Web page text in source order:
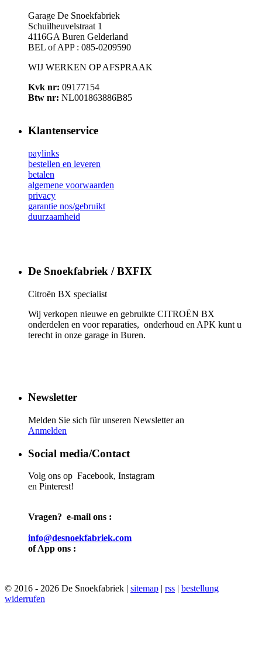
Garage De Snoekfabriek
Schuilheuvelstraat 1
4116GA Buren Gelderland
BEL of APP : 085-0209590
WIJ WERKEN OP AFSPRAAK
Kvk nr: 09177154
Btw nr: NL001863886B85
Klantenservice
paylinks
bestellen en leveren
betalen
algemene voorwaarden
privacy
garantie nos/gebruikt
duurzaamheid
De Snoekfabriek / BXFIX
Citroën BX specialist
Wij verkopen nieuwe en gebruikte CITROËN BX
onderdelen en voor reparaties, onderhoud en APK kunt u
terecht in onze garage in Buren.
Newsletter
Melden Sie sich für unseren Newsletter an
Anmelden
Social media/Contact
Volg ons op Facebook, Instagram
en Pinterest!
Vragen? e-mail ons :
info@desnoekfabriek.com
of App ons :
© 2016 - 2026 De Snoekfabriek | sitemap | rss | bestellung
widerrufen